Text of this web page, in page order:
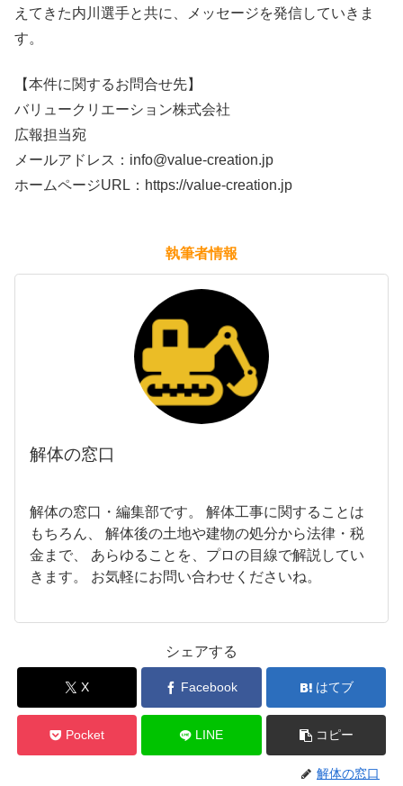
えてきた内川選手と共に、メッセージを発信していきま
す。
【本件に関するお問合せ先】
バリュークリエーション株式会社
広報担当宛
メールアドレス：info@value-creation.jp
ホームページURL：https://value-creation.jp
執筆者情報
解体の窓口
解体の窓口・編集部です。 解体工事に関することは
もちろん、 解体後の土地や建物の処分から法律・税
金まで、 あらゆることを、プロの目線で解説してい
きます。 お気軽にお問い合わせくださいね。
シェアする
X Facebook はてブ
Pocket LINE コピー
解体の窓口